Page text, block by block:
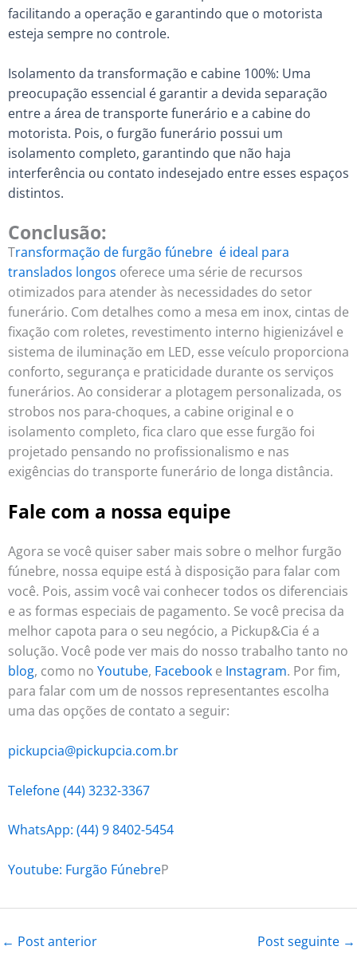
facilitando a operação e garantindo que o motorista
esteja sempre no controle.
Isolamento da transformação e cabine 100%: Uma
preocupação essencial é garantir a devida separação
entre a área de transporte funerário e a cabine do
motorista. Pois, o furgão funerário possui um
isolamento completo, garantindo que não haja
interferência ou contato indesejado entre esses espaços
distintos.
Conclusão:
Transformação de furgão fúnebre é ideal para
translados longos oferece uma série de recursos
otimizados para atender às necessidades do setor
funerário. Com detalhes como a mesa em inox, cintas de
fixação com roletes, revestimento interno higienizável e
sistema de iluminação em LED, esse veículo proporciona
conforto, segurança e praticidade durante os serviços
funerários. Ao considerar a plotagem personalizada, os
strobos nos para-choques, a cabine original e o
isolamento completo, fica claro que esse furgão foi
projetado pensando no profissionalismo e nas
exigências do transporte funerário de longa distância.
Fale com a nossa equipe
Agora se você quiser saber mais sobre o melhor furgão
fúnebre, nossa equipe está à disposição para falar com
você. Pois, assim você vai conhecer todos os diferenciais
e as formas especiais de pagamento. Se você precisa da
melhor capota para o seu negócio, a Pickup&Cia é a
solução. Você pode ver mais do nosso trabalho tanto no
blog, como no Youtube, Facebook e Instagram. Por fim,
para falar com um de nossos representantes escolha
uma das opções de contato a seguir:
pickupcia@pickupcia.com.br
Telefone (44) 3232-3367
WhatsApp: (44) 9 8402-5454
Youtube: Furgão FúnebreP
← Post anterior Post seguinte →